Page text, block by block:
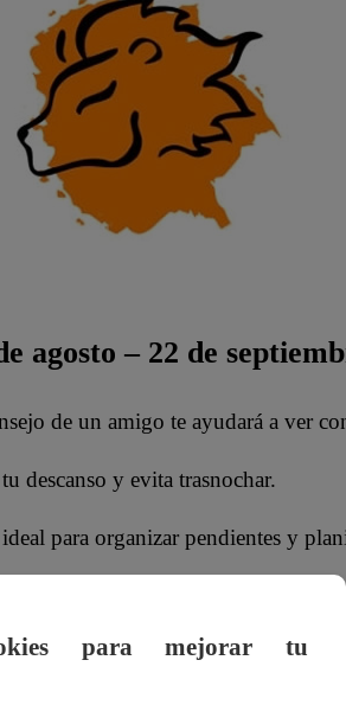
agosto – 22 de
de un amigo te ayudará a ver
descanso y evita trasnochar.
para organizar pendientes y
para mejorar tu